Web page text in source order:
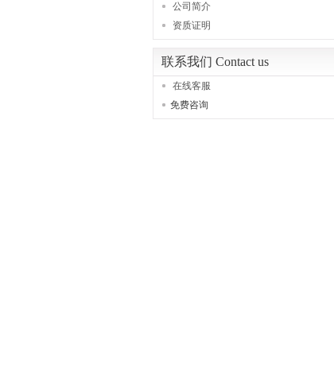
公司简介
资质证明
联系我们 Contact us
在线客服
免费咨询